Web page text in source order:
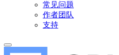
常见问题
作者团队
支持